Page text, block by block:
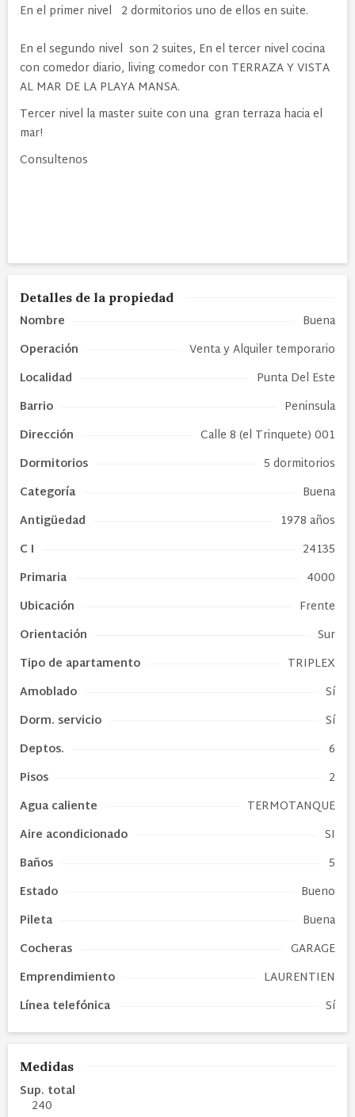
En el primer nivel 2 dormitorios uno de ellos en suite.
En el segundo nivel son 2 suites, En el tercer nivel cocina
con comedor diario, living comedor con TERRAZA Y VISTA
AL MAR DE LA PLAYA MANSA.
Tercer nivel la master suite con una gran terraza hacia el
mar!
Consultenos
Detalles de la propiedad
Nombre
Buena
Operación
Venta y Alquiler temporario
Localidad
Punta Del Este
Barrio
Peninsula
Dirección
Calle 8 (el Trinquete) 001
Dormitorios
5 dormitorios
Categoría
Buena
Antigüedad
1978 años
C I
24135
Primaria
4000
Ubicación
Frente
Orientación
Sur
Tipo de apartamento
TRIPLEX
Amoblado
Sí
Dorm. servicio
Sí
Deptos.
6
Pisos
2
Agua caliente
TERMOTANQUE
Aire acondicionado
SI
Baños
5
Estado
Bueno
Pileta
Buena
Cocheras
GARAGE
Emprendimiento
LAURENTIEN
Línea telefónica
Sí
Medidas
Sup. total
240